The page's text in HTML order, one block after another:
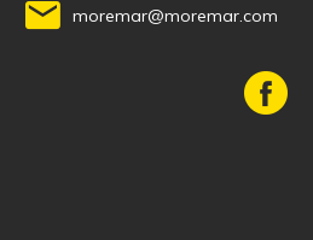
moremar@moremar.com